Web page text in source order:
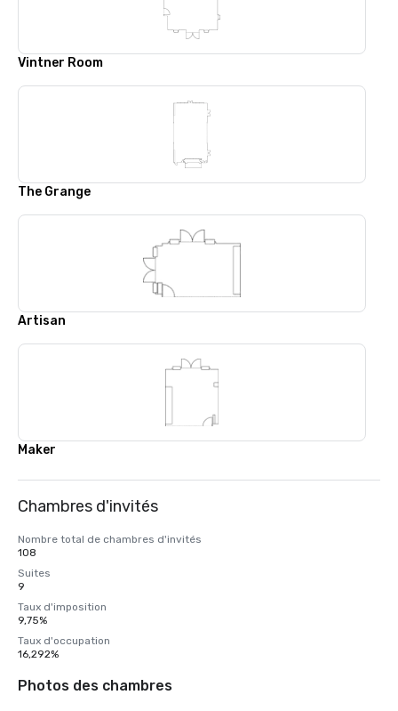
Vintner Room
The Grange
Artisan
Maker
Chambres d'invités
Nombre total de chambres d'invités
108
Suites
9
Taux d'imposition
9,75%
Taux d'occupation
16,292%
Photos des chambres